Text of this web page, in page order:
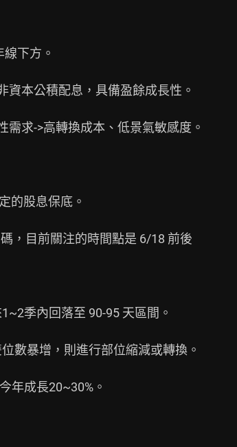
下方。
資本公積配息，具備盈餘成長性。
求->高轉換成本、低景氣敏感度。
的股息保底。
，目前關注的時間點是 6/18 前後
季內回落至 90-95 天區間。
數暴增，則進行部位縮減或轉換。
年成長20~30%。